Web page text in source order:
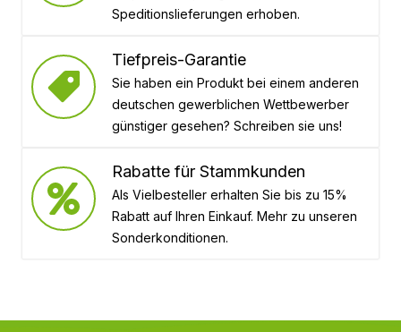
Speditionslieferungen erhoben.
Tiefpreis-Garantie
Sie haben ein Produkt bei einem anderen
deutschen gewerblichen Wettbewerber
günstiger gesehen? Schreiben sie uns!
Rabatte für Stammkunden
Als Vielbesteller erhalten Sie bis zu 15%
Rabatt auf Ihren Einkauf. Mehr zu unseren
Sonderkonditionen.